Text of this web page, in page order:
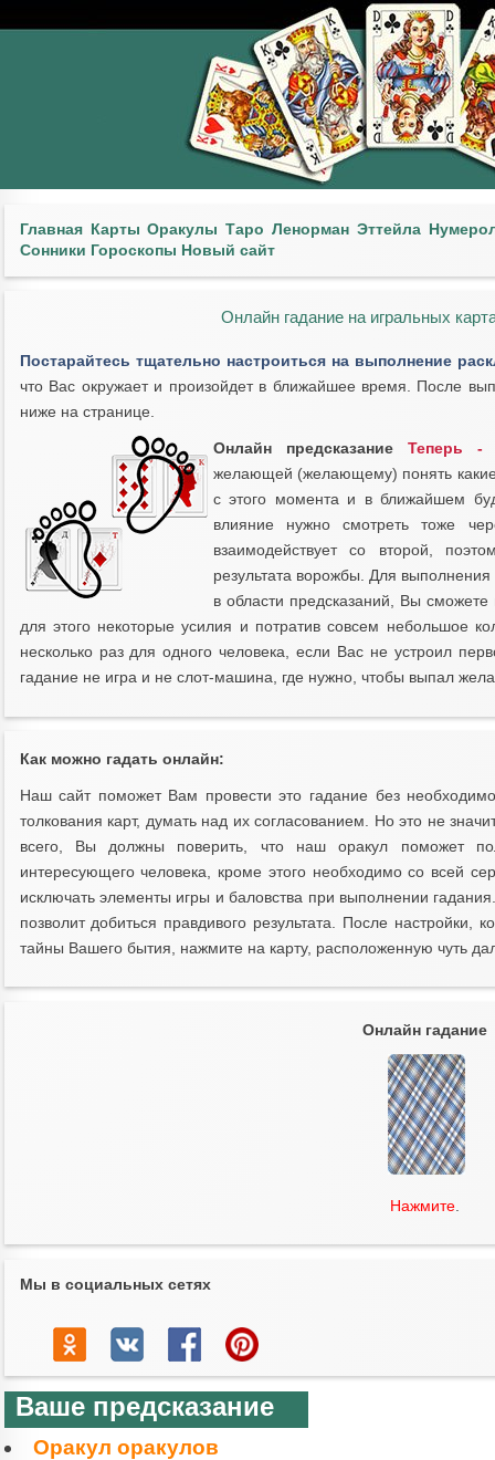
Главная Карты Оракулы Таро Ленорман Эттейла
Сонники Гороскопы Новый сайт
Онлайн гадание на игральных
Постарайтесь тщательно настроиться на выполнение
что Вас окружает и произойдет в ближайшее время. После
ниже на странице.
Онлайн предсказание Теперь -
желающей (желающему) понять какие
с этого момента и в ближайшем
влияние нужно смотреть тоже
взаимодействует со второй,
результата ворожбы. Для
в области предсказаний, Вы сможете
для этого некоторые усилия и потратив совсем небольшое
несколько раз для одного человека, если Вас не устроил
гадание не игра и не слот-машина, где нужно, чтобы выпал
Как можно гадать онлайн:
Наш сайт поможет Вам провести это гадание без
толкования карт, думать над их согласованием. Но это не
всего, Вы должны поверить, что наш оракул поможет
интересующего человека, кроме этого необходимо со всей
исключать элементы игры и баловства при выполнении
позволит добиться правдивого результата. После настройки,
тайны Вашего бытия, нажмите на карту, расположенную чуть
Онлайн гадание
Нажмите.
Мы в социальных сетях
Ваше предсказание
Оракул оракулов